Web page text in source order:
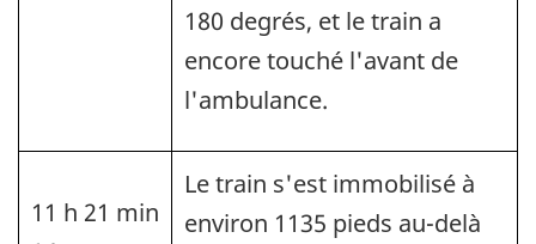
180 degrés, et le train a
encore touché l'avant de
l'ambulance.
11 h 21 min
Le train s'est immobilisé à
environ 1135 pieds au-delà